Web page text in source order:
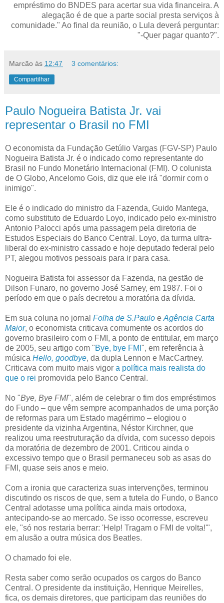
empréstimo do BNDES para acertar sua vida financeira. A
alegação é de que a parte social presta serviços à
comunidade." Ao final da reunião, o Lula deverá perguntar:
"-Quer pagar quanto?".
Marcão às 12:47 3 comentários:
Compartilhar
Paulo Nogueira Batista Jr. vai
representar o Brasil no FMI
O economista da Fundação Getúlio Vargas (FGV-SP) Paulo
Nogueira Batista Jr. é o indicado como representante do
Brasil no Fundo Monetário Internacional (FMI). O colunista
de O Globo, Ancelomo Gois, diz que ele irá "dormir com o
inimigo".
Ele é o indicado do ministro da Fazenda, Guido Mantega,
como substituto de Eduardo Loyo, indicado pelo ex-ministro
Antonio Palocci após uma passagem pela diretoria de
Estudos Especiais do Banco Central. Loyo, da turma ultra-
liberal do ex-ministro cassado e hoje deputado federal pelo
PT, alegou motivos pessoais para ir para casa.
Nogueira Batista foi assessor da Fazenda, na gestão de
Dilson Funaro, no governo José Sarney, em 1987. Foi o
período em que o país decretou a moratória da dívida.
Em sua coluna no jornal Folha de S.Paulo e Agência Carta
Maior, o economista criticava comumente os acordos do
governo brasileiro com o FMI, a ponto de entitular, em março
de 2005, seu artigo com "Bye, bye FMI ", em referência à
música Hello, goodbye, da dupla Lennon e MacCartney.
Criticava com muito mais vigor a política mais realista do
que o rei promovida pelo Banco Central.
No "Bye, Bye FMI", além de celebrar o fim dos empréstimos
do Fundo – que vêm sempre acompanhados de uma porção
de reformas para um Estado magérrimo – elogiou o
presidente da vizinha Argentina, Néstor Kirchner, que
realizou uma reestruturação da dívida, com sucesso depois
da moratória de dezembro de 2001. Criticou ainda o
excessivo tempo que o Brasil permaneceu sob as asas do
FMI, quase seis anos e meio.
Com a ironia que caracteriza suas intervenções, terminou
discutindo os riscos de que, sem a tutela do Fundo, o Banco
Central adotasse uma política ainda mais ortodoxa,
antecipando-se ao mercado. Se isso ocorresse, escreveu
ele, "só nos restaria berrar: 'Help! Tragam o FMI de volta!'",
em alusão a outra música dos Beatles.
O chamado foi ele.
Resta saber como serão ocupados os cargos do Banco
Central. O presidente da instituição, Henrique Meirelles,
fica, os demais diretores, que participam das reuniões do